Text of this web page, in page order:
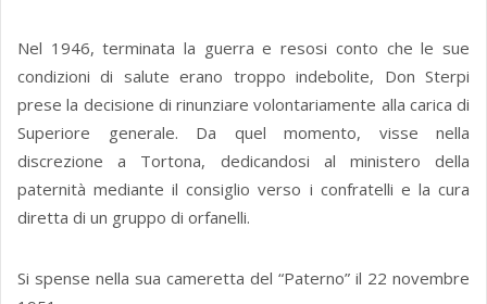
Nel 1946, terminata la guerra e resosi conto che le sue
condizioni di salute erano troppo indebolite, Don Sterpi
prese la decisione di rinunziare volontariamente alla carica di
Superiore generale. Da quel momento, visse nella
discrezione a Tortona, dedicandosi al ministero della
paternità mediante il consiglio verso i confratelli e la cura
diretta di un gruppo di orfanelli.
Si spense nella sua cameretta del “Paterno” il 22 novembre